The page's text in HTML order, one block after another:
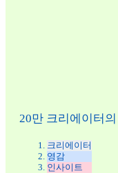
20만 크리에이터
크리에이터
영감
인사이트